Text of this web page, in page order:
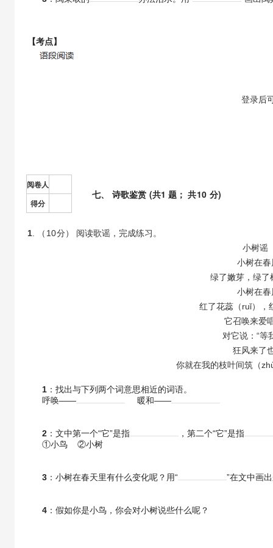
【考点】
登录后
阅卷人
得分
七、 诗歌鉴赏 (共1 题； 共10 分)
1. （ 10分） 阅读歌谣，完成练习。
小树谣
小树在
绿了嫩芽，绿了
小树在
红了花蕊（ruǐ），
它召唤来爱
对它说：“等
狂风来了
你就在我的枝叶间筑（
1 ：找出与下列两个词意思相近的词语。
呼唤——
暖和——
2 ：文中第一个“它”是指
，第二个“它”是指
①小鸟 ②小树
3 ：小树在春天里有什么变化呢？用“ ”在文中画
4 ：假如你是小鸟，你会对小树说些什么呢？